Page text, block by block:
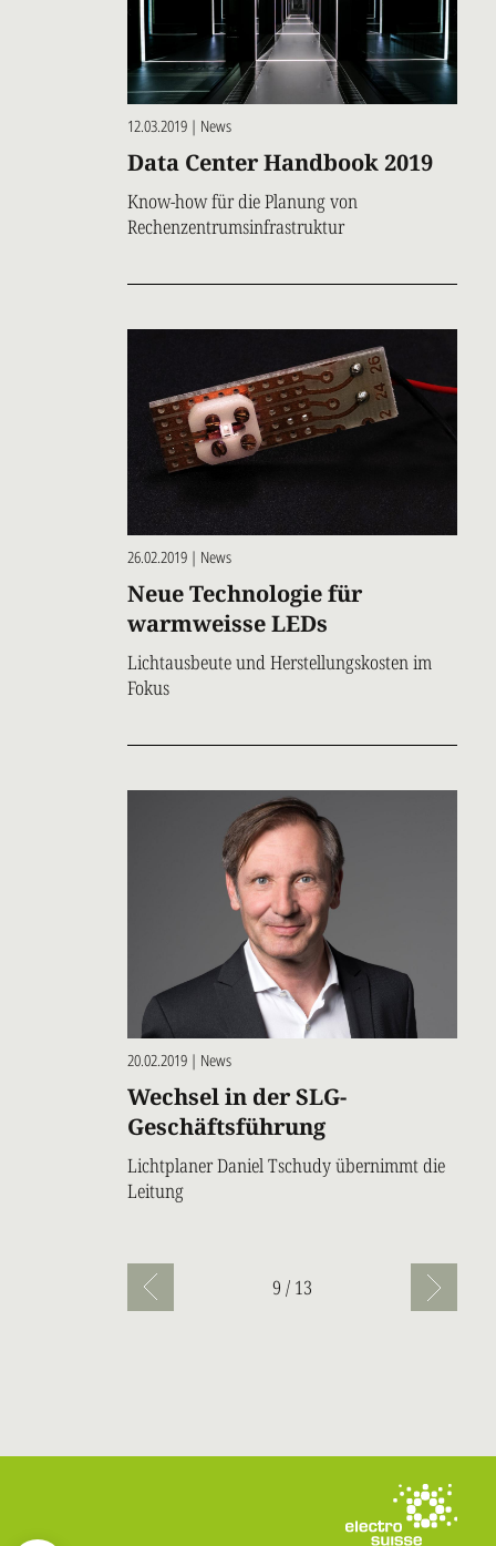
12.03.2019 | News
Data Center Handbook 2019
Know-how für die Planung von
Rechenzentrumsinfrastruktur
26.02.2019 | News
Neue Technologie für
warmweisse LEDs
Lichtausbeute und Herstellungskosten im
Fokus
20.02.2019 | News
Wechsel in der SLG-
Geschäftsführung
Lichtplaner Daniel Tschudy übernimmt die
Leitung
Seitennummerierung
Vorherige
9 / 13